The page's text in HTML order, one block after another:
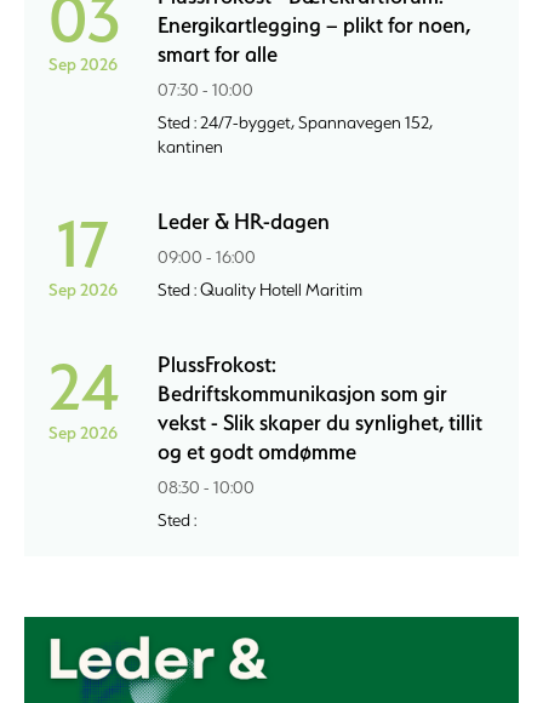
03
Sep 2026
Energikartlegging – plikt for noen,
smart for alle
07:30 - 10:00
Sted : 24/7-bygget, Spannavegen 152,
kantinen
17
Sep 2026
Leder & HR-dagen
09:00 - 16:00
Sted : Quality Hotell Maritim
24
Sep 2026
PlussFrokost:
Bedriftskommunikasjon som gir
vekst - Slik skaper du synlighet, tillit
og et godt omdømme
08:30 - 10:00
Sted :